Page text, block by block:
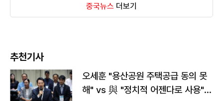
중국뉴스 더보기
추천기사
오세훈 "용산공원 주택공급 동의 못
해" vs 與 "정치적 어젠다로 사용"